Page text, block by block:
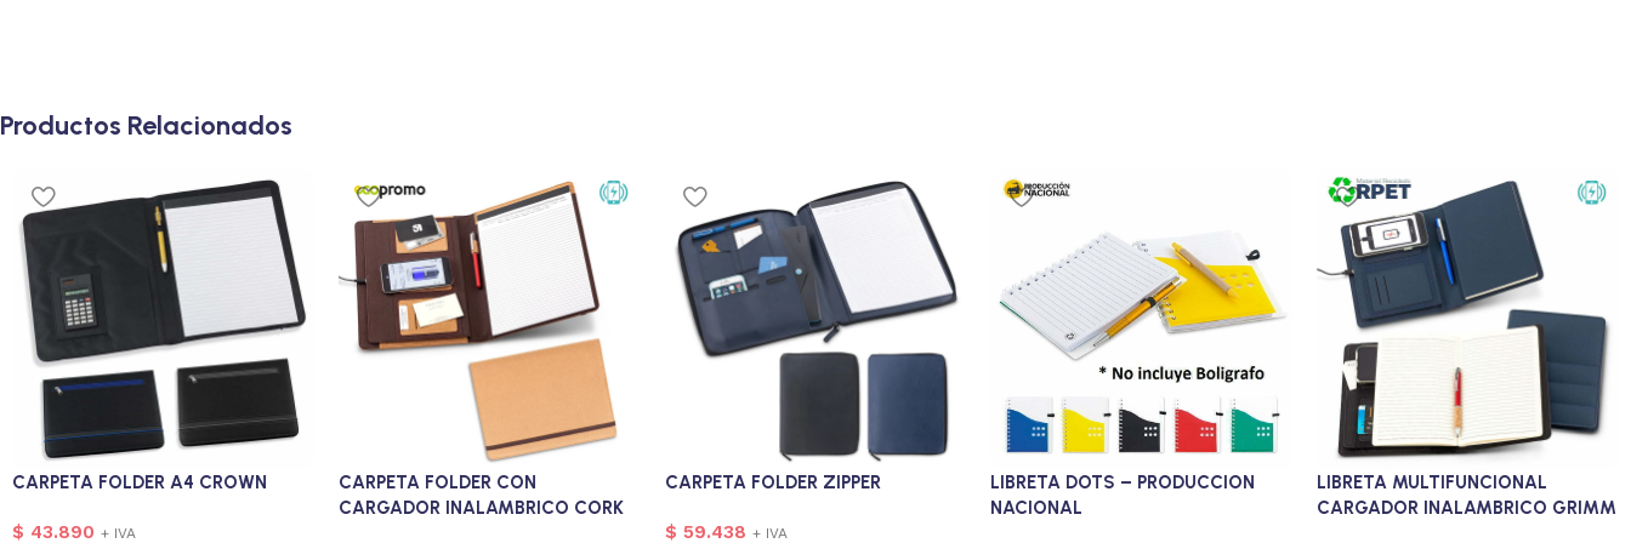
Productos Relacionados
CARPETA FOLDER A4 CROWN
$ 43.890 + IVA
CARPETA FOLDER CON
CARGADOR INALAMBRICO CORK
CARPETA FOLDER ZIPPER
$ 59.438 + IVA
LIBRETA DOTS – PRODUCCION
NACIONAL
LIBRETA MULTIFUNCIONAL
CARGADOR INALAMBRICO GRIMM